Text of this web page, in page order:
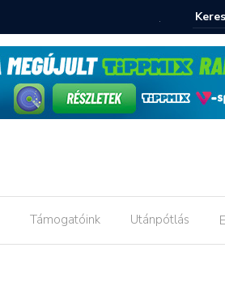
Jön az
Támogatóink Utánpótlás